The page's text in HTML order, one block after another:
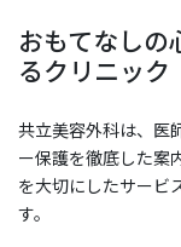
おもてなし
るクリニック
共立美容外科は、医
ー保護を徹底した案
を大切にしたサービ
す。